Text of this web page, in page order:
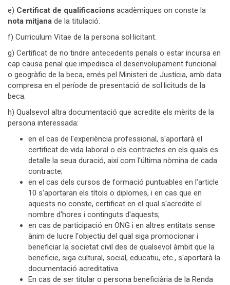
e) Certificat de qualificacions acadèmiques on conste la
nota mitjana de la titulació.
f) Curriculum Vitae de la persona sol·licitant.
g) Certificat de no tindre antecedents penals o estar incursa en
cap causa penal que impedisca el desenvolupament funcional
o geogràfic de la beca, emés pel Ministeri de Justícia, amb data
compresa en el període de presentació de sol·licituds de la
beca.
h) Qualsevol altra documentació que acredite els mèrits de la
persona interessada:
en el cas de l'experiència professional, s'aportarà el
certificat de vida laboral o els contractes en els quals es
detalle la seua duració, així com l'última nòmina de cada
contracte;
en el cas dels cursos de formació puntuables en l'article
10 s'aportaran els títols o diplomes, i en cas que en
aquests no conste, certificat en el qual s'acredite el
nombre d'hores i continguts d'aquests;
en cas de participació en ONG i en altres entitats sense
ànim de lucre l'objectiu del qual siga promocionar i
beneficiar la societat civil des de qualsevol àmbit que la
beneficie, siga cultural, social, educatiu, etc., s'aportarà la
documentació acreditativa
En cas de ser titular o persona beneficiària de la Renda